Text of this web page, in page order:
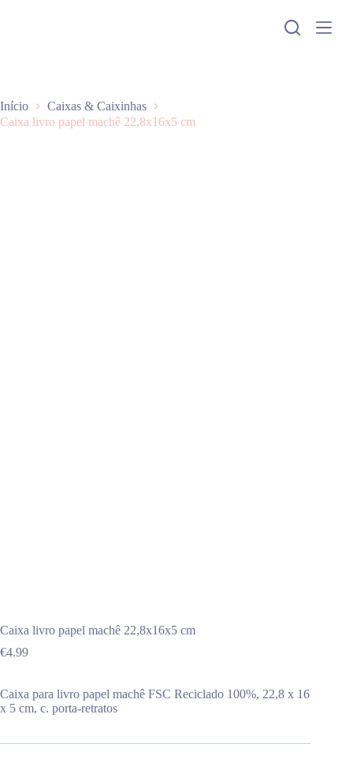
a
r
a
Início
Caixas & Caixinhas
Caixa livro papel machê 22,8x16x5 cm
Caixa livro papel machê 22,8x16x5 cm
€4.99
Caixa para livro papel machê FSC Reciclado 100%, 22,8 x 16
x 5 cm, c. porta-retratos